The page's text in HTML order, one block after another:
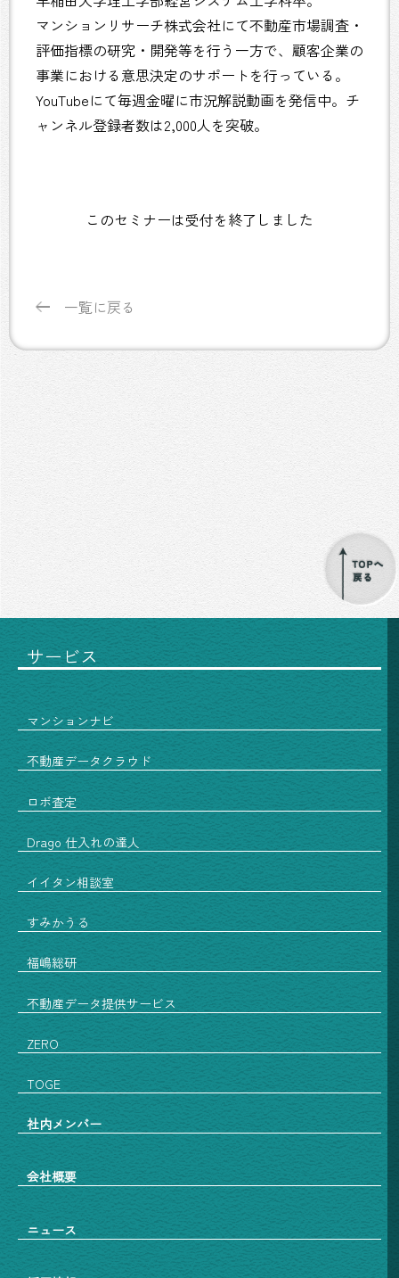
マンションリサーチ株式会社にて不動産市場調査・
評価指標の研究・開発等を行う一方で、顧客企業の
事業における意思決定のサポートを行っている。
YouTubeにて毎週金曜に市況解説動画を発信中。チ
ャンネル登録者数は2,000人を突破。
このセミナーは受付を終了しました
一覧に戻る
サービス
マンションナビ
不動産データクラウド
ロボ査定
Drago 仕入れの達人
イイタン相談室
すみかうる
福嶋総研
不動産データ提供サービス
ZERO
TOGE
社内メンバー
会社概要
ニュース